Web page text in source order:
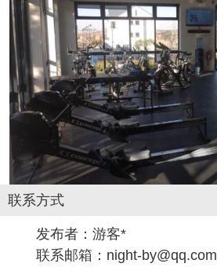
联系方式
发布者：游客*
联系邮箱：night-by@qq.com